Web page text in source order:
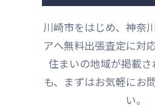
川崎市をはじめ、神奈
アへ無料出張査定に対
住まいの地域が掲載
も、まずはお気軽にお
い。